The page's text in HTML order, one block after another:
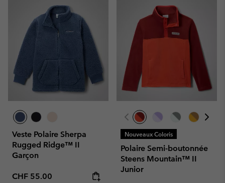
Veste Polaire Sherpa
Rugged Ridge™ II
Garçon
Regular price:
CHF 55.00
Nouveaux Coloris
Polaire Semi-boutonnée
Steens Mountain™ II
Junior